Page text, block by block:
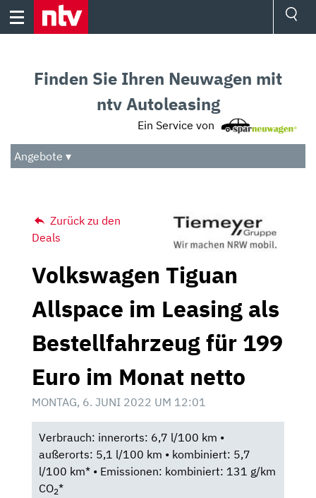
Skip
Audio
Das Beste
Finden Sie Ihren Neuwagen mit
ntv Autoleasing
Ein Service von
Angebote ▾
Zurück zu den
Deals
Volkswagen Tiguan
Allspace im Leasing als
Bestellfahrzeug für 199
Euro im Monat netto
MONTAG, 6. JUNI 2022 UM 12:01
Verbrauch: innerorts: 6,7 l/100 km •
außerorts: 5,1 l/100 km • kombiniert: 5,7
l/100 km* • Emissionen: kombiniert: 131 g/km
CO2*